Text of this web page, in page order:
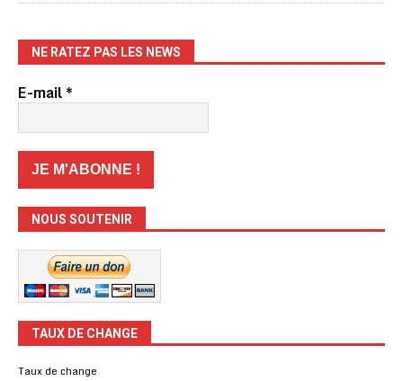
NE RATEZ PAS LES NEWS
E-mail*
NOUS SOUTENIR
TAUX DE CHANGE
Taux de change